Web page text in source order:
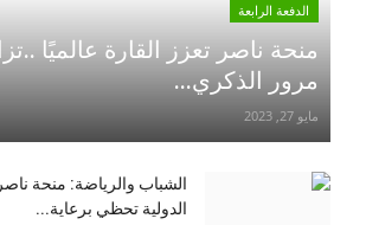
الدفعة الرابعة
منحة ناصر تعزز القارة عالميًا
مرور الذكري...
مايو 27, 2023
الشباب والرياضة: منحة ناصر
الدولية تحظي برعاية...